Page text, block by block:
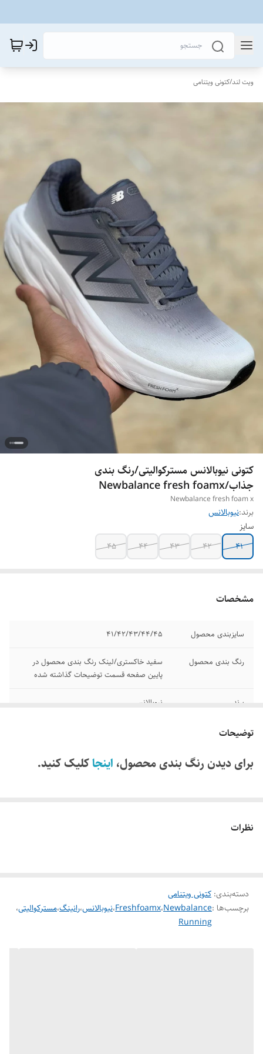
ویت لند/کتونی ویتنامی
کتونی نیوبالانس مسترکوالیتی/رنگ بندی
جذاب/Newbalance fresh foamx
Newbalance fresh foam x
برند:نیوبالانس
سایز
۴۱
۴۲ ۴۳ ۴۴ ۴۵
مشخصات
سایزبندی محصول ۴۱/۴۲/۴۳/۴۴/۴۵
رنگ بندی محصول
سفید خاکستری/لینک رنگ بندی محصول در
پایین صفحه قسمت توضیحات گذاشته شده
برند نیوبالانس
مدل
کشور تولید کننده
توضیحات
برای دیدن رنگ بندی محصول، اینجاکلیک کنید.
نظرات
دسته‌بندی: کتونی ویتنامی
برچسب‌ها :Newbalance،Freshfoamx،نیوبالانس،رانینگ،مسترکوالیتی،
Running